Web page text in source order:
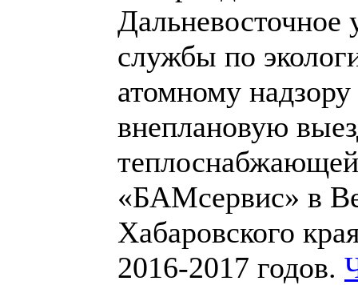
Дальневосточное
службы по
атомному
внеплановую
«БАМсервис» в
Хабаровского
2016-2017 годов.